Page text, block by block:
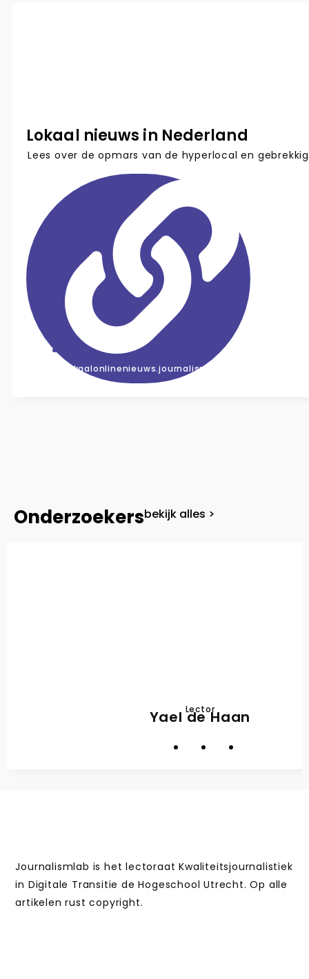
Lokaal nieuws in Nederland
Lees over de opmars van de hyperlocal en
lokaalonlinenieuws.journalismlab.nl
Onderzoekersbekijk alles >
Lector
Yael de Haan
Journalismlab is het lectoraat Kwaliteitsjournalistiek
in Digitale Transitie de Hogeschool Utrecht. Op alle
artikelen rust copyright.